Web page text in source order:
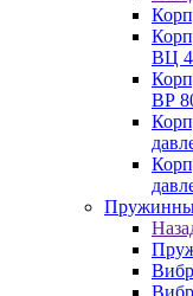
ВЦ
ВР